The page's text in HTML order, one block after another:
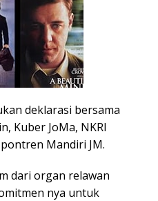
deklarasi bersama
Kuber JoMa, NKRI
Mandiri JM.
dari organ relawan
nya untuk